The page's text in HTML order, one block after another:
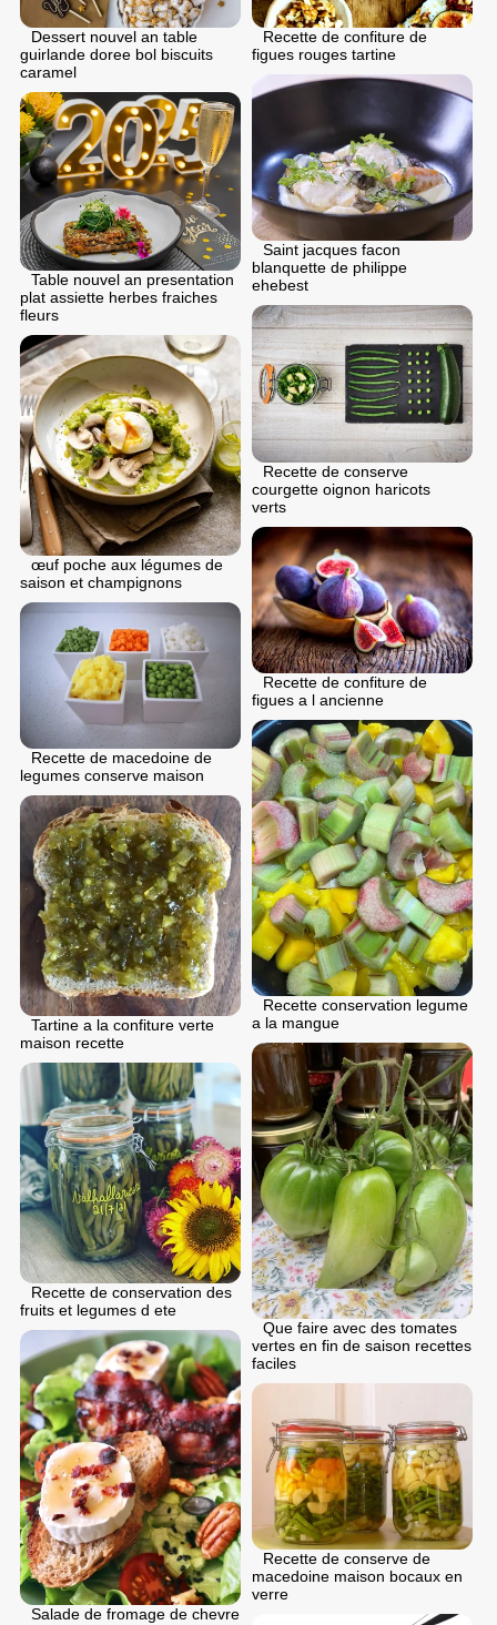
Dessert nouvel an table
guirlande doree bol biscuits
caramel
Recette de confiture de
figues rouges tartine
Saint jacques facon
blanquette de philippe
ehebest
Table nouvel an presentation
plat assiette herbes fraiches
fleurs
Recette de conserve
courgette oignon haricots
verts
œuf poche aux légumes de
saison et champignons
Recette de confiture de
figues a l ancienne
Recette de macedoine de
legumes conserve maison
Recette conservation legume
a la mangue
Tartine a la confiture verte
maison recette
Que faire avec des tomates
vertes en fin de saison recettes
faciles
Recette de conservation des
fruits et legumes d ete
Salade de fromage de chevre
Recette de conserve de
macedoine maison bocaux en
verre